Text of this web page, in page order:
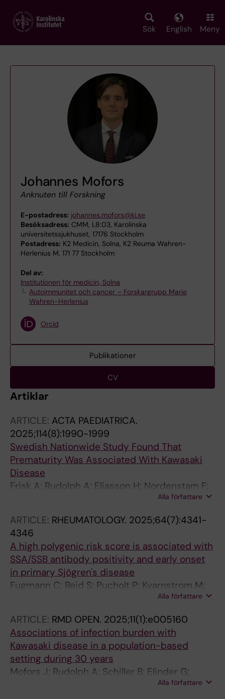
main
Sök English Meny
Johannes Mofors
Anknuten till Forskning
E-postadress: johannes.mofors@ki.se
Besöksadress: CMM, L8:03, Karolinska
universitetssjukhuset, 17176 Stockholm
Postadress: K2 Medicin, Solna, K2 Reuma Wahren-
Herlenius M, 171 77 Stockholm
Del av:
Institutionen för medicin, Solna
Autoimmunitet och cancer – Forskargrupp Marie
Wahren-Herlenius
Orcid
Publikationer
CV
Artiklar
ARTICLE: ACTA PAEDIATRICA.
2025;114(8):1990-1999
Swedish Nationwide Study Found That
Prematurity Was Associated With Kawasaki
Disease
Frisk A; Rudolph A; Eliasson H; Nordenstam F;
Bergman G; Wahren-Herlenius M; Mofors J
Alla författare
ARTICLE: RHEUMATOLOGY. 2025;64(7):4341-
4346
A high polygenic risk score is associated with
SSA/SSB antibody positivity and early onset
in primary Sjögren's disease
Fugmann C; Reid S; Pucholt P; Kvarnstrom M;
Bjork A; Mofors J; Sjowall C; Eriksson P; Olsson
P; Mandl T; Forsblad-d'Elia H; Magnusson
Bucher S; Johnsen SJ; Norheim KB; Appel S;
Hammenfors D; Jensen JL; Palm O; Omdal R;
Jonsson R; Baecklund E; Wahren-Herlenius M;
Leonard D; Imgenberg-Kreuz J; Nordmark G
Alla författare
ARTICLE: RMD OPEN. 2025;11(1):e005160
Associations of infection burden with
Kawasaki disease in a population-based
setting during 30 years
Mofors J; Rudolph A; Schiller B; Elinder G;
Sonesson S-E; Eliasson H; Bergman G;Alla författare